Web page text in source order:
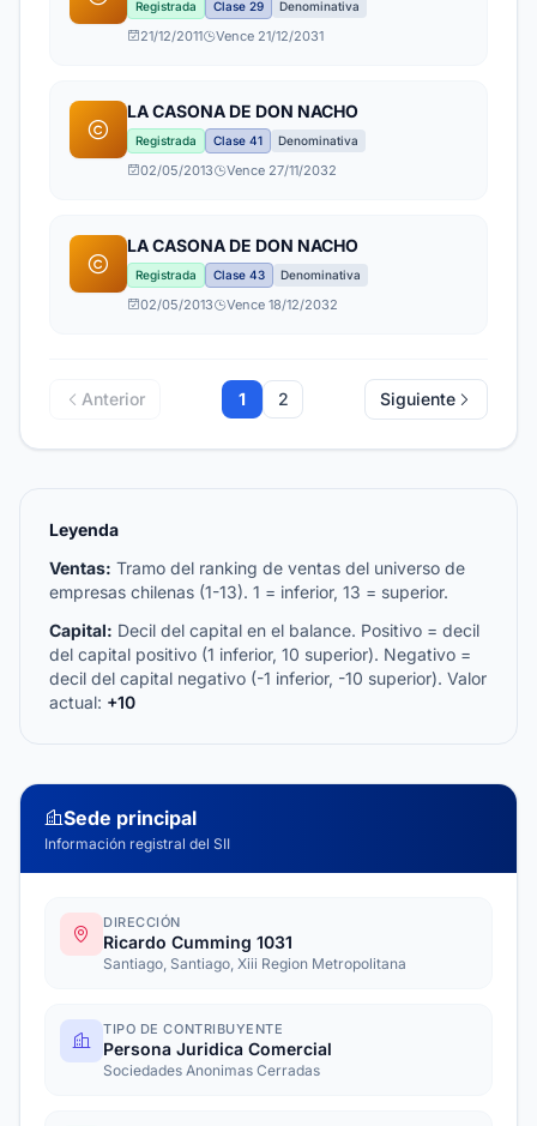
Registrada Clase 29 Denominativa
21/12/2011 Vence 21/12/2031
LA CASONA DE DON NACHO
Registrada Clase 41 Denominativa
02/05/2013 Vence 27/11/2032
LA CASONA DE DON NACHO
Registrada Clase 43 Denominativa
02/05/2013 Vence 18/12/2032
Anterior 1 2 Siguiente
Leyenda
Ventas: Tramo del ranking de ventas del universo de
empresas chilenas (1-13). 1 = inferior, 13 = superior.
Capital: Decil del capital en el balance. Positivo = decil
del capital positivo (1 inferior, 10 superior). Negativo =
decil del capital negativo (-1 inferior, -10 superior). Valor
actual: +10
Sede principal
Información registral del SII
DIRECCIÓN
Ricardo Cumming 1031
Santiago, Santiago, Xiii Region Metropolitana
TIPO DE CONTRIBUYENTE
Persona Juridica Comercial
Sociedades Anonimas Cerradas